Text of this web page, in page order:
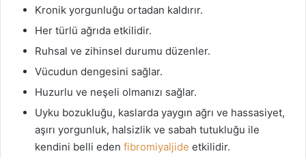
Kronik yorgunluğu ortadan kaldırır.
Her türlü ağrıda etkilidir.
Ruhsal ve zihinsel durumu düzenler.
Vücudun dengesini sağlar.
Huzurlu ve neşeli olmanızı sağlar.
Uyku bozukluğu, kaslarda yaygın ağrı ve hassasiyet,
aşırı yorgunluk, halsizlik ve sabah tutukluğu ile
kendini belli eden fibromiyaljide etkilidir.